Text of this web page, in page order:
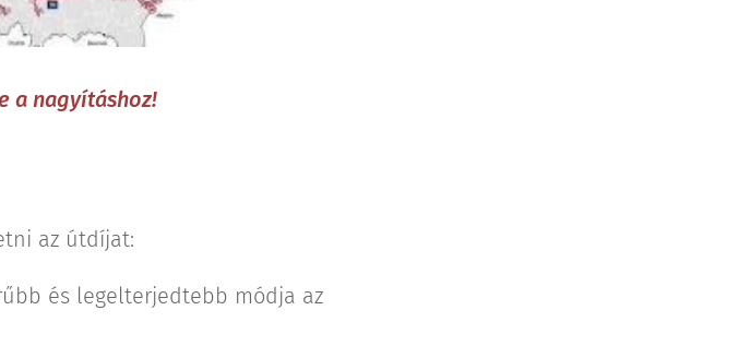
a nagyításhoz!
az útdíjat:
és legelterjedtebb módja az